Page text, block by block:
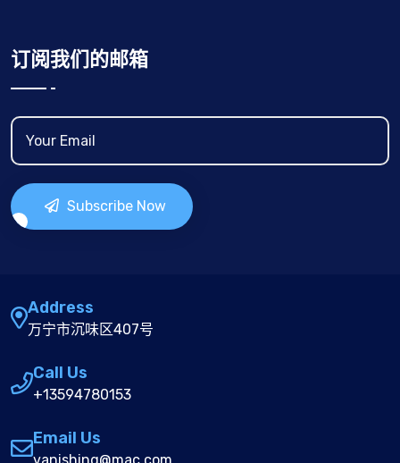
订阅我们的邮箱
Subscribe Now
Address
万宁市沉味区407号
Call Us
+13594780153
Email Us